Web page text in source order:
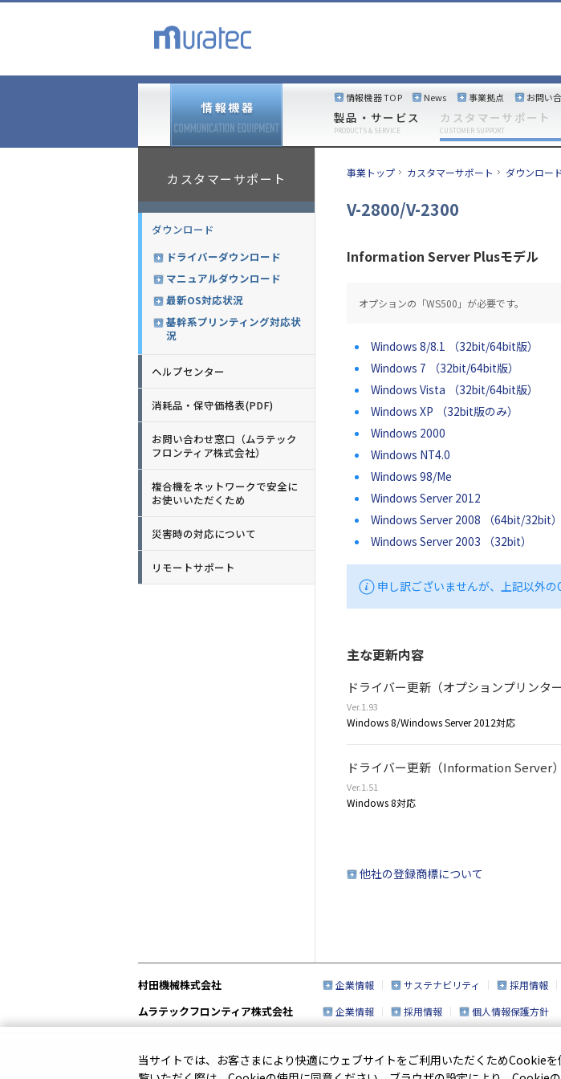
製品・サービス
PRODUCTS & SERVICE
カスタマーサポート
CUSTOMER SUPPORT
情報機器 TOP News 事業拠点 お問い
カスタマーサポート
ダウンロード
ドライバーダウンロード
マニュアルダウンロード
最新OS対応状況
基幹系プリンティング対応状
況
ヘルプセンター
消耗品・保守価格表(PDF)
お問い合わせ窓口（ムラテック
フロンティア株式会社）
複合機をネットワークで安全に
お使いいただくため
災害時の対応について
リモートサポート
事業トップ カスタマーサポート ダウンロー
V-2800/V-2300
Information Server Plusモデル
オプションの「WS500」が必要です。
Windows 8/8.1 （32bit/64bit版）
Windows 7 （32bit/64bit版）
Windows Vista （32bit/64bit版）
Windows XP （32bit版のみ）
Windows 2000
Windows NT4.0
Windows 98/Me
Windows Server 2012
Windows Server 2008 （64bit/32bit）
Windows Server 2003 （32bit）
申し訳ございませんが、上記以外の
主な更新内容
ドライバー更新（オプションプリンター
Ver.1.93
Windows 8/Windows Server 2012対応
ドライバー更新（Information Server）
Ver.1.51
Windows 8対応
他社の登録商標について
村田機械株式会社 企業情報 サステナビリティ 採用情報
ムラテックフロンティア株式会社 企業情報 採用情報 個人情報保護方針
プライバシーポリシー | このサイトについて | ソーシャルメディアポリシー
当サイトでは、お客さまにより快適にウェブサイトをご利用いただくためCookie